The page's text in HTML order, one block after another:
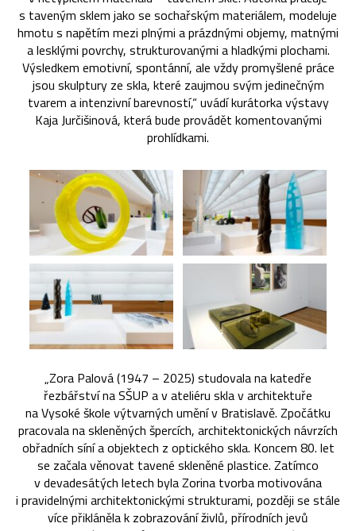
s taveným sklem jako se sochařským materiálem, modeluje
hmotu s napětím mezi plnými a prázdnými objemy, matnými
a lesklými povrchy, strukturovanými a hladkými plochami.
Výsledkem emotivní, spontánní, ale vždy promyšlené práce
jsou skulptury ze skla, které zaujmou svým jedinečným
tvarem a intenzivní barevností,“ uvádí kurátorka výstavy
Kaja Jurčišinová, která bude provádět komentovanými
prohlídkami.
„Zora Palová (1947 – 2025) studovala na katedře
řezbářství na SŠUP a v ateliéru skla v architektuře
na Vysoké škole výtvarných umění v Bratislavě. Zpočátku
pracovala na skleněných špercích, architektonických návrzích
obřadních síní a objektech z optického skla. Koncem 80. let
se začala věnovat tavené skleněné plastice. Zatímco
v devadesátých letech byla Zorina tvorba motivována
i pravidelnými architektonickými strukturami, později se stále
více přikláněla k zobrazování živlů, přírodních jevů